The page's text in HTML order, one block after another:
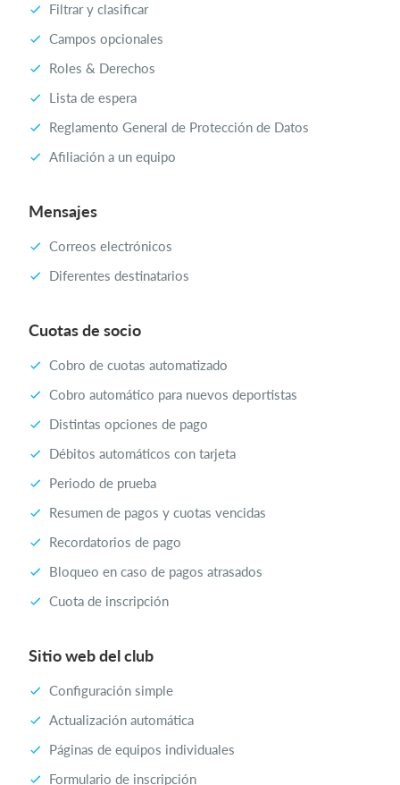
Filtrar y clasificar
Campos opcionales
Roles & Derechos
Lista de espera
Reglamento General de Protección de Datos
Afiliación a un equipo
Mensajes
Correos electrónicos
Diferentes destinatarios
Cuotas de socio
Cobro de cuotas automatizado
Cobro automático para nuevos deportistas
Distintas opciones de pago
Débitos automáticos con tarjeta
Periodo de prueba
Resumen de pagos y cuotas vencidas
Recordatorios de pago
Bloqueo en caso de pagos atrasados
Cuota de inscripción
Sitio web del club
Configuración simple
Actualización automática
Páginas de equipos individuales
Formulario de inscripción